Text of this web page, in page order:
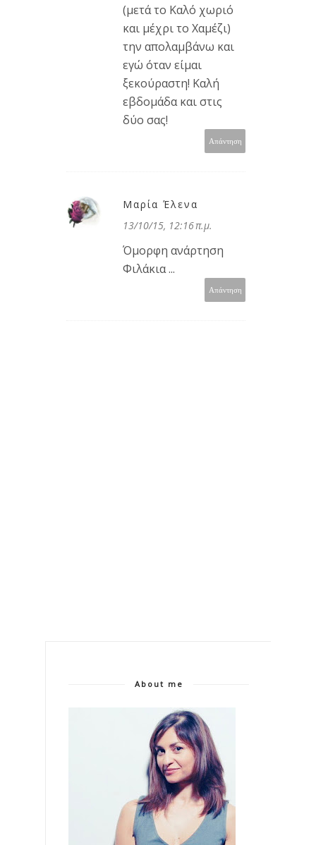
(μετά το Καλό χωριό
και μέχρι το Χαμέζι)
την απολαμβάνω και
εγώ όταν είμαι
ξεκούραστη! Καλή
εβδομάδα και στις
δύο σας!
Απάντηση
Μαρία Έλενα
13/10/15, 12:16 π.μ.
Όμορφη ανάρτηση
Φιλάκια ...
Απάντηση
About me